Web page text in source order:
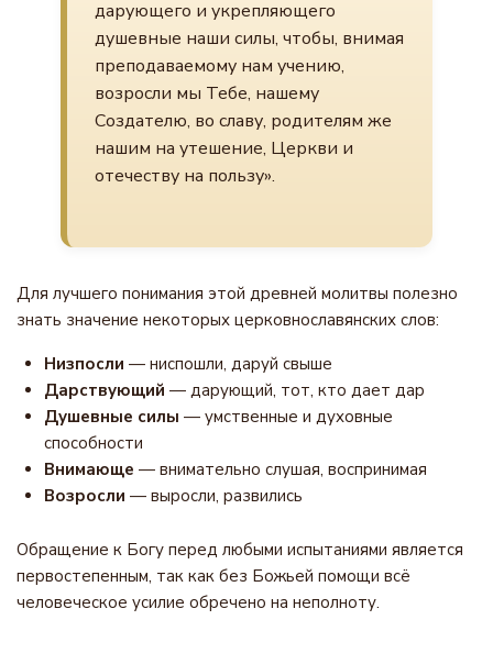
дарующего и укрепляющего
душевные наши силы, чтобы, внимая
преподаваемому нам учению,
возросли мы Тебе, нашему
Создателю, во славу, родителям же
нашим на утешение, Церкви и
отечеству на пользу».
Для лучшего понимания этой древней молитвы полезно
знать значение некоторых церковнославянских слов:
Низпосли — ниспошли, даруй свыше
Дарствующий — дарующий, тот, кто дает дар
Душевные силы — умственные и духовные
способности
Внимающе — внимательно слушая, воспринимая
Возросли — выросли, развились
Обращение к Богу перед любыми испытаниями является
первостепенным, так как без Божьей помощи всё
человеческое усилие обречено на неполноту.